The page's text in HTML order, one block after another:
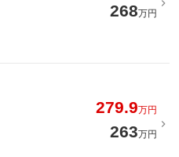
268万円
279.9万円
263万円